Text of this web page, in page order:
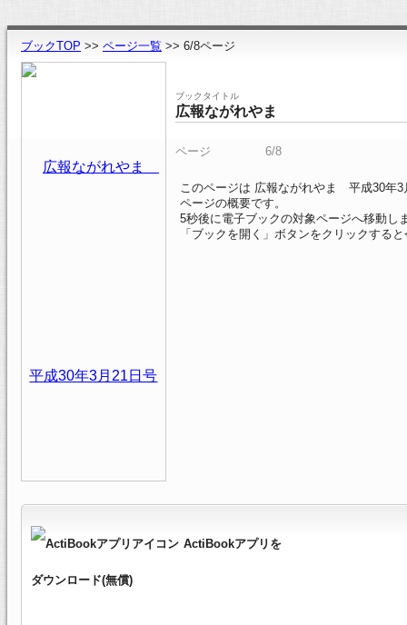
ブックTOP >> ページ一覧 >> 6/8ページ
ブックタイトル
広報ながれやま
ページ 6/8
このページは 広報ながれやま 平成30年
ページの概要です。
4秒後に電子ブックの対象ページへ移動し
「ブックを開く」ボタンをクリックする
ActiBookアプリを
ダウンロード(無償)